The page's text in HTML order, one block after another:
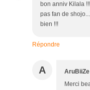
bon anniv Kilala
pas fan de
bien !!!
Répondre
A AruBiiZe
Merci